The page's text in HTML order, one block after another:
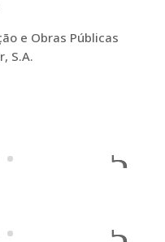
e Obras Públicas
S.A.